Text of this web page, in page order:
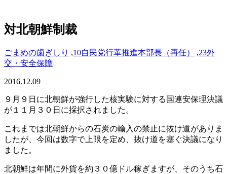
対北朝鮮制裁
ごまめの歯ぎしり ,10自民党行革推進本部長（再任） ,23外
交・安全保障
2016.12.09
９月９日に北朝鮮が強行した核実験に対する国連安保理決議
が１１月３０日に採択されました。
これまでは北朝鮮からの石炭の輸入の禁止に抜け道がありま
したが、今回は数字で上限を定め、抜け道を塞ぐ決議になり
ました。
北朝鮮は年間に外貨を約３０億ドル稼ぎますが、そのうち石